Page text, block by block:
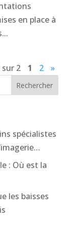
en place à
sur 2 1 2 »
Rechercher
spécialistes
: Où est la
les baisses